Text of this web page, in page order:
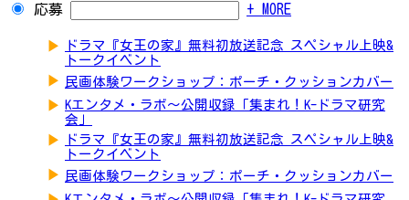
応募 + MORE
▶
ドラマ『女王の家』無料初放送記念 スペシャル上映&
トークイベント
▶ 民画体験ワークショップ：ポーチ・クッションカバー
▶ Kエンタメ・ラボ～公開収録「集まれ！K-ドラマ研究
会」
▶
ドラマ『女王の家』無料初放送記念 スペシャル上映&
トークイベント
▶ 民画体験ワークショップ：ポーチ・クッションカバー